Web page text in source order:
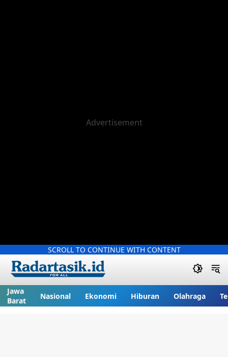
SCROLL TO CONTINUE WITH CONTENT
Jawa
Barat
Nasional Ekonomi Hiburan Olahraga